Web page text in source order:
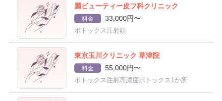
麗ビューティー皮フ科クリニック
料金 33,000円〜
ボトックス注射額
東京玉川クリニック 草津院
料金 55,000円〜
ボトックス注射高濃度ボトックス1か所